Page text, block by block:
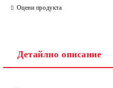
Оцени продукта
Детайлно описание